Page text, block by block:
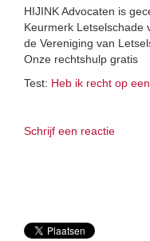
HIJINK Advocaten is
Keurmerk Letselschade
de Vereniging van
Onze rechtshulp gratis
Test: Heb ik recht op
Schrijf een reactie